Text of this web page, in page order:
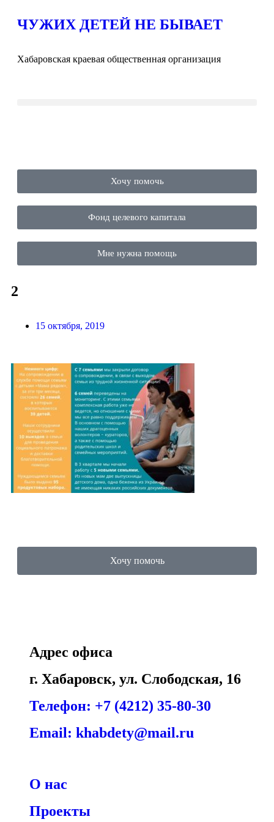
ЧУЖИХ ДЕТЕЙ НЕ БЫВАЕТ
Хабаровская краевая общественная организация
Хочу помочь
Фонд целевого капитала
Мне нужна помощь
2
15 октября, 2019
Хочу помочь
Адрес офиса
г. Хабаровск, ул. Слободская, 16
Телефон: +7 (4212) 35-80-30
Email: khabdety@mail.ru
О нас
Проекты